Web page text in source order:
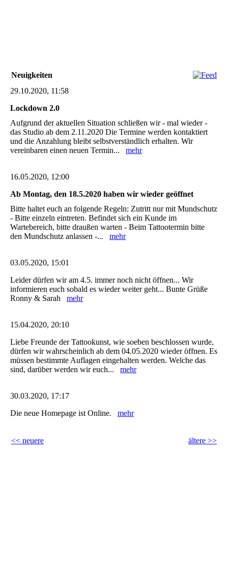
Neuigkeiten
29.10.2020, 11:58
Lockdown 2.0
Aufgrund der aktuellen Situation schließen wir - mal wieder -
das Studio ab dem 2.11.2020 Die Termine werden kontaktiert
und die Anzahlung bleibt selbstverständlich erhalten. Wir
vereinbaren einen neuen Termin... mehr
16.05.2020, 12:00
Ab Montag, den 18.5.2020 haben wir wieder geöffnet
Bitte haltet euch an folgende Regeln: Zutritt nur mit Mundschutz
- Bitte einzeln eintreten. Befindet sich ein Kunde im
Wartebereich, bitte draußen warten - Beim Tattootermin bitte
den Mundschutz anlassen -... mehr
03.05.2020, 15:01
Leider dürfen wir am 4.5. immer noch nicht öffnen... Wir
informieren euch sobald es wieder weiter geht... Bunte Grüße
Ronny & Sarah mehr
15.04.2020, 20:10
Liebe Freunde der Tattookunst, wie soeben beschlossen wurde,
dürfen wir wahrscheinlich ab dem 04.05.2020 wieder öffnen. Es
müssen bestimmte Auflagen eingehalten werden. Welche das
sind, darüber werden wir euch... mehr
30.03.2020, 17:17
Die neue Homepage ist Online. mehr
<< neuere ältere >>